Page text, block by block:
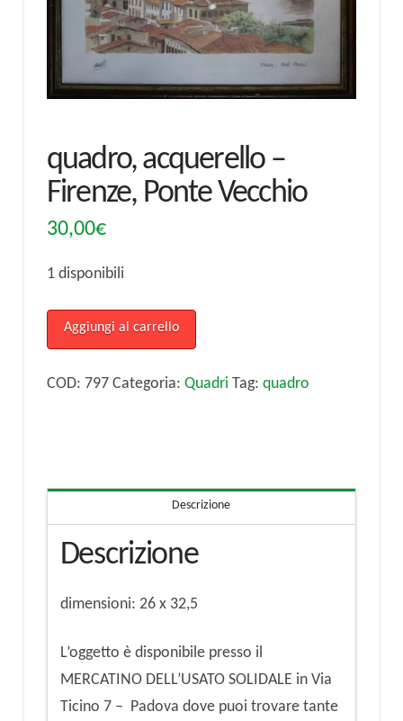
quadro, acquerello –
Firenze, Ponte Vecchio
30,00€
1 disponibili
quadro,
acquerello
-
quantità
Aggiungi al carrello
COD: 797 Categoria: Quadri Tag: quadro
Descrizione
Descrizione
dimensioni: 26 x 32,5
L’oggetto è disponibile presso il
MERCATINO DELL’USATO SOLIDALE in Via
Ticino 7 – Padova dove puoi trovare tante